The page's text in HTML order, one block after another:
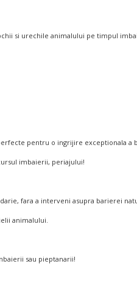
si urechile animalului pe timpul
pentru o ingrijire exceptionala
imbaierii, periajului!
fara a interveni asupra barierei
animalului.
sau pieptanarii!